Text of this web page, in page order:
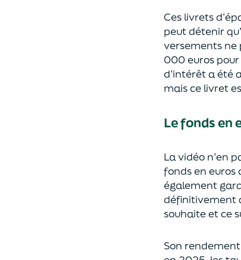
Ces livrets
peut détenir
versements ne
000 euros pour
d’intérêt a été
mais ce livret
Le fonds en
La vidéo n’en
fonds en euros
également
définitivement
souhaite et ce
Son